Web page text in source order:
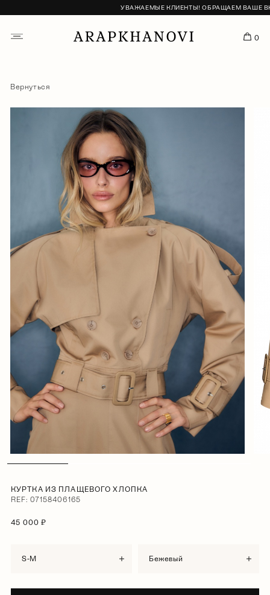
УВАЖАЕМЫЕ КЛИЕНТЫ! ОБРАЩАЕМ ВАШЕ
0
Вернуться
КУРТКА ИЗ ПЛАЩЕВОГО ХЛОПКА
REF: 07158406165
45 000 ₽
S-M бежевый